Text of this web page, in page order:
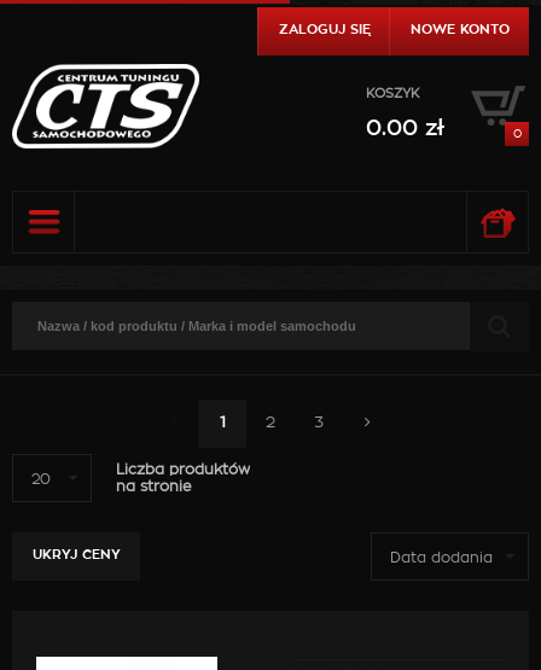
ZALOGUJ SIĘ NOWE KONTO
KOSZYK
0.00 zł 0
1 2 3
20
Liczba produktów
na stronie
UKRYJ CENY Data dodania